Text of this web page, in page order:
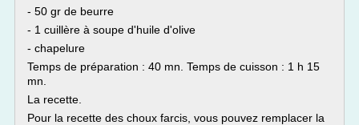
- 50 gr de beurre
- 1 cuillère à soupe d'huile d'olive
- chapelure
Temps de préparation : 40 mn. Temps de cuisson : 1 h 15
mn.
La recette.
Pour la recette des choux farcis, vous pouvez remplacer la